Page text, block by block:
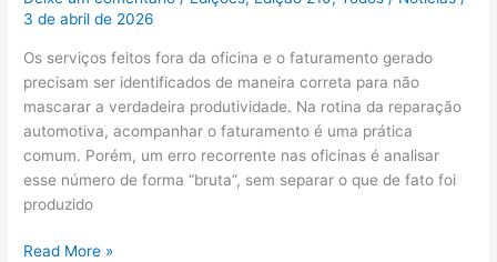
3 de abril de 2026
Os serviços feitos fora da oficina e o faturamento gerado
precisam ser identificados de maneira correta para não
mascarar a verdadeira produtividade. Na rotina da reparação
automotiva, acompanhar o faturamento é uma prática
comum. Porém, um erro recorrente nas oficinas é analisar
esse número de forma “bruta”, sem separar o que de fato foi
produzido
Read More »